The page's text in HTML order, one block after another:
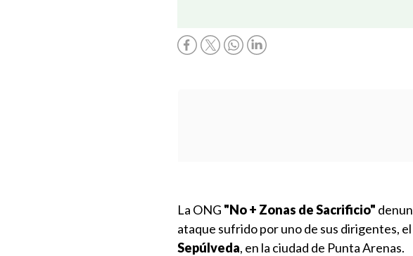
La ONG "No + Zonas de Sacrificio"
ataque sufrido por uno de sus dirigentes,
Sepúlveda, en la ciudad de Punta Arenas.